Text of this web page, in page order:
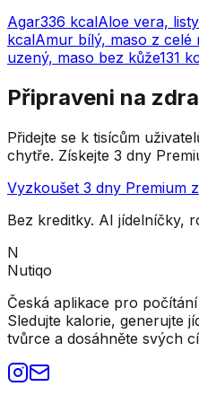
Agar336 kcalAloe vera, listy
kcalAmur bílý, maso z celé
uzený, maso bez kůže131
Připraveni na
Přidejte se k tisícům
chytře. Získejte 3 dny
Vyzkoušet 3 dny Premium
Bez kreditky. AI jídelníčky,
N
Nutiqo
Česká aplikace pro
Sledujte kalorie, generujte
tvůrce a dosáhněte svých